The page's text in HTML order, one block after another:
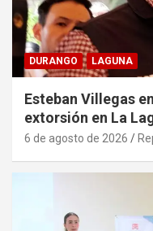
DURANGO LAGUNA
Esteban Villegas
extorsión en La
6 de agosto de 2026